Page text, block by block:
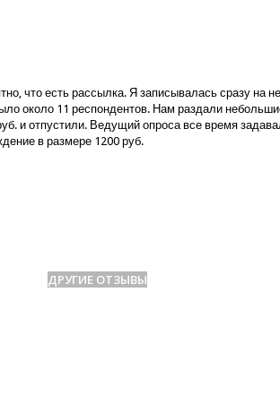
что есть рассылка. Я записывалась сразу
около 11 респондентов. Нам раздали
и отпустили. Ведущий опроса все время
в размере 1200 руб.
ДРУГИЕ ОТЗЫВЫ